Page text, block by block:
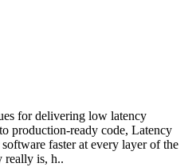
for delivering low latency
production-ready code, Latency
faster at every layer of the
really is, h..